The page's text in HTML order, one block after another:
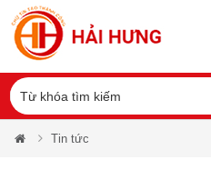
Tin tức